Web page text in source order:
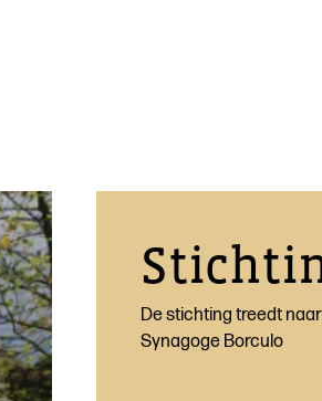
De stichting treedt
Synagoge Borculo